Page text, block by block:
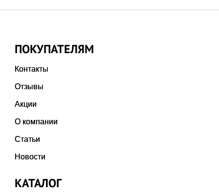
ПОКУПАТЕЛЯМ
Контакты
Отзывы
Акции
О компании
Статьи
Новости
КАТАЛОГ